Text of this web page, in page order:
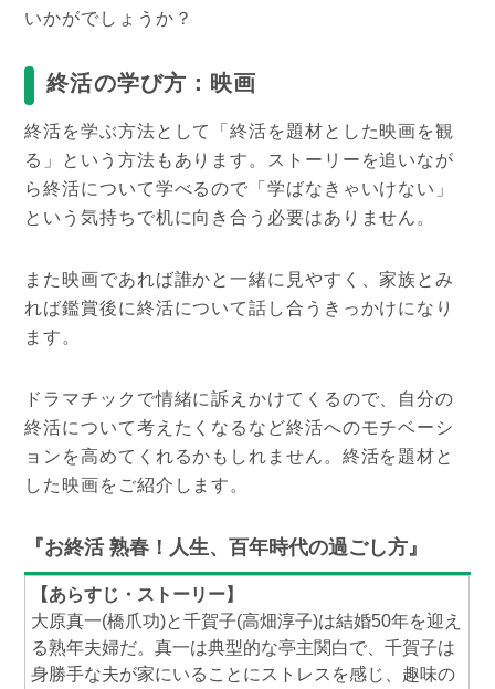
いかがでしょうか？
終活の学び方：映画
終活を学ぶ方法として「終活を題材とした映画を観
る」という方法もあります。ストーリーを追いなが
ら終活について学べるので「学ばなきゃいけない」
という気持ちで机に向き合う必要はありません。
また映画であれば誰かと一緒に見やすく、家族とみ
れば鑑賞後に終活について話し合うきっかけになり
ます。
ドラマチックで情緒に訴えかけてくるので、自分の
終活について考えたくなるなど終活へのモチベーシ
ョンを高めてくれるかもしれません。終活を題材と
した映画をご紹介します。
『お終活 熟春！人生、百年時代の過ごし方』
【あらすじ・ストーリー】
大原真一(橋爪功)と千賀子(高畑淳子)は結婚50年を迎え
る熟年夫婦だ。真一は典型的な亭主関白で、千賀子は
身勝手な夫が家にいることにストレスを感じ、趣味の